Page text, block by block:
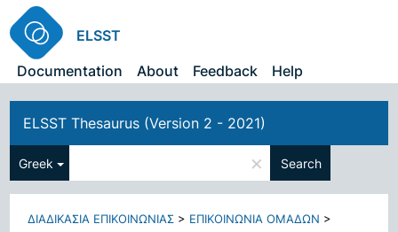
ELSST
Documentation
About Feedback Help
ELSST Thesaurus (Version 2 - 2021)
Greek × Search
ΔΙΑΔΙΚΑΣΙΑ ΕΠΙΚΟΙΝΩΝΙΑΣ > ΕΠΙΚΟΙΝΩΝΙΑ ΟΜΑΔΩΝ >